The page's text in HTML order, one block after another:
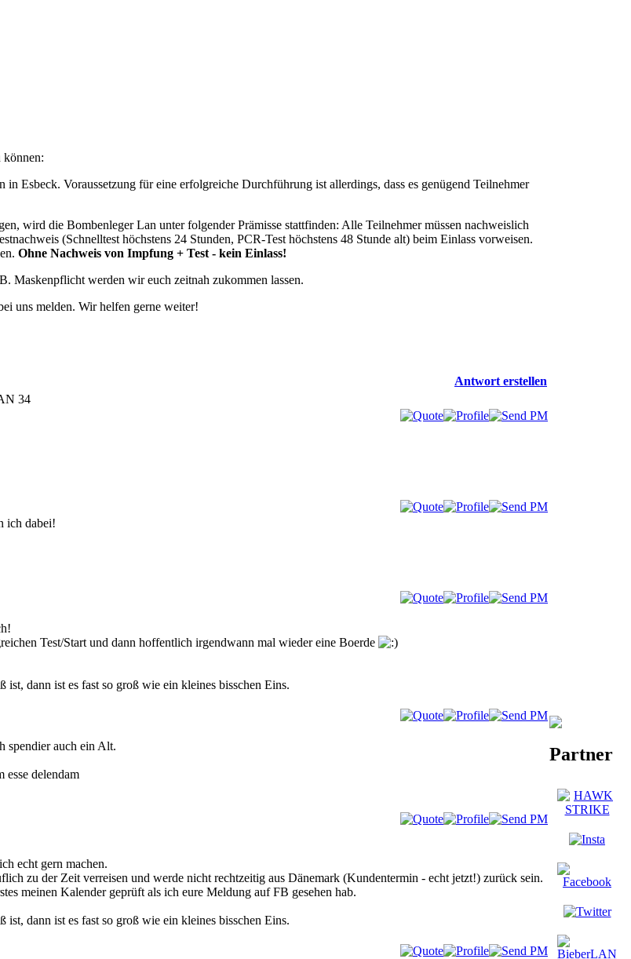
können:
Esbeck. Voraussetzung für eine erfolgreiche Durchführung ist allerdings, dass es genügend Teilnehmer
wird die Bombenleger Lan unter folgender Prämisse stattfinden: Alle Teilnehmer müssen nachweislich
(Schnelltest höchstens 24 Stunden, PCR-Test höchstens 48 Stunde alt) beim Einlass vorweisen.
Ohne Nachweis von Impfung + Test - kein Einlass!
Maskenpflicht werden wir euch zeitnah zukommen lassen.
uns melden. Wir helfen gerne weiter!
Antwort erstellen
34
ich dabei!
Test/Start und dann hoffentlich irgendwann mal wieder eine Boerde
ist, dann ist es fast so groß wie ein kleines bisschen Eins.
spendier auch ein Alt.
esse delendam
echt gern machen.
zu der Zeit verreisen und werde nicht rechtzeitig aus Dänemark (Kundentermin - echt jetzt!) zurück sein.
meinen Kalender geprüft als ich eure Meldung auf FB gesehen hab.
ist, dann ist es fast so groß wie ein kleines bisschen Eins.
Partner